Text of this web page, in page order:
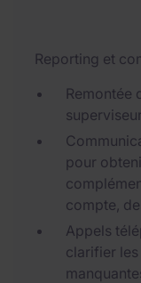
Reporting et
Remontée
pour
compte,
Appels
clarifier